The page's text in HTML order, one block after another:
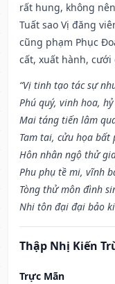
rất hung, không
Tuất sao Vị đăng
cũng phạm Phục
cất, xuất hành, cưới
“Vị tinh tạo tác sự
Phú quý, vinh hoa,
Mai táng tiến lâm
Tam tai, cửu họa bất
Hôn nhân ngộ thử
Phu phụ tề mi, vĩnh
Tòng thử môn đình
Nhi tôn đại đại bảo
Thập Nhị Kiến
Trực Mãn